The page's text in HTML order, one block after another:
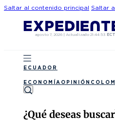
Saltar al contenido principal Saltar
agosto 7, 2026 | Actualizado 21:44:53 ECT
ECUADOR
ECONOMÍA OPINIÓN
¿Qué deseas